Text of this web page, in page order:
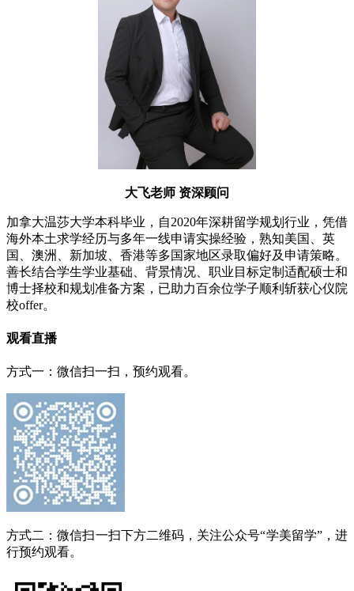
大飞老师 资深顾问
加拿大温莎大学本科毕业，自2020年深耕留学规划行业，凭借
海外本土求学经历与多年一线申请实操经验，熟知美国、英
国、澳洲、新加坡、香港等多国家地区录取偏好及申请策略。
善长结合学生学业基础、背景情况、职业目标定制适配硕士和
博士择校和规划准备方案，已助力百余位学子顺利斩获心仪院
校offer。
观看直播
方式一：微信扫一扫，预约观看。
方式二：微信扫一扫下方二维码，关注公众号“学美留学”，进
行预约观看。